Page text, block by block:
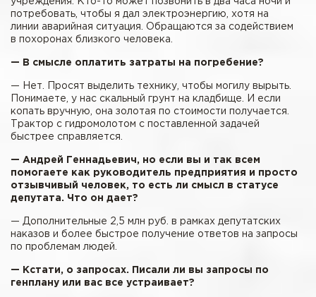
потребовать, чтобы я дал электроэнергию, хотя на
линии аварийная ситуация. Обращаются за содействием
в похоронах близкого человека.
— В смысле оплатить затраты на погребение?
— Нет. Просят выделить технику, чтобы могилу вырыть.
Понимаете, у нас скальный грунт на кладбище. И если
копать вручную, она золотая по стоимости получается.
Трактор с гидромолотом с поставленной задачей
быстрее справляется.
— Андрей Геннадьевич, но если вы и так всем
помогаете как руководитель предприятия и просто
отзывчивый человек, то есть ли смысл в статусе
депутата. Что он дает?
— Дополнительные 2,5 млн руб. в рамках депутатских
наказов и более быстрое получение ответов на запросы
по проблемам людей.
— Кстати, о запросах. Писали ли вы запросы по
генплану или вас все устраивает?